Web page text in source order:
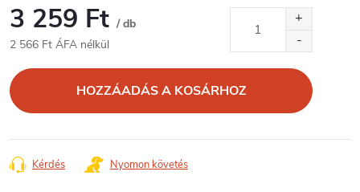
3 259 Ft / db
2 566 Ft ÁFA nélkül
HOZZÁADÁS A KOSÁRHOZ
Kérdés Nyomon követés